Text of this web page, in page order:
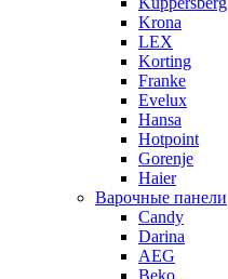
Krona
LEX
Korting
Franke
Evelux
Hansa
Hotpoint
Gorenje
Haier
Варочные панели
Candy
Darina
AEG